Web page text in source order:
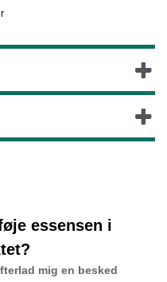
essensen i
mig en besked